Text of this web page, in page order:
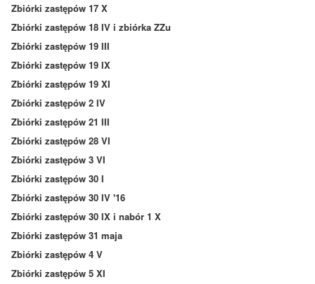
Zbiórki zastępów 17 X
Zbiórki zastępów 18 IV i zbiórka ZZu
Zbiórki zastępów 19 III
Zbiórki zastępów 19 IX
Zbiórki zastępów 19 XI
Zbiórki zastępów 2 IV
Zbiórki zastępów 21 III
Zbiórki zastępów 28 VI
Zbiórki zastępów 3 VI
Zbiórki zastępów 30 I
Zbiórki zastępów 30 IV '16
Zbiórki zastępów 30 IX i nabór 1 X
Zbiórki zastępów 31 maja
Zbiórki zastępów 4 V
Zbiórki zastępów 5 XI